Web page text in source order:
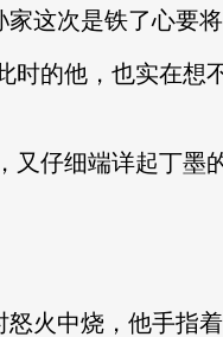
次是铁了心要
的他，也实在想
仔细端详起丁墨
火中烧，他手指